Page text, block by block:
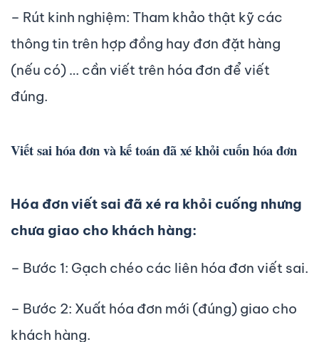
– Rút kinh nghiệm: Tham khảo thật kỹ các
thông tin trên hợp đồng hay đơn đặt hàng
(nếu có) … cần viết trên hóa đơn để viết
đúng.
Viết sai hóa đơn và kế toán đã xé khỏi cuốn hóa đơn
Hóa đơn viết sai đã xé ra khỏi cuống nhưng
chưa giao cho khách hàng:
– Bước 1: Gạch chéo các liên hóa đơn viết sai.
– Bước 2: Xuất hóa đơn mới (đúng) giao cho
khách hàng.